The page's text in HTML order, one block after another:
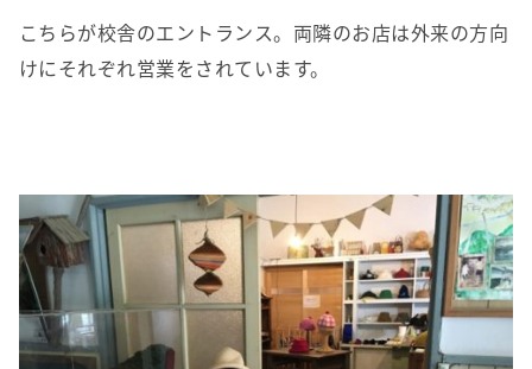
こちらが校舎のエントランス。両隣のお店は外来の方向
けにそれぞれ営業をされています。